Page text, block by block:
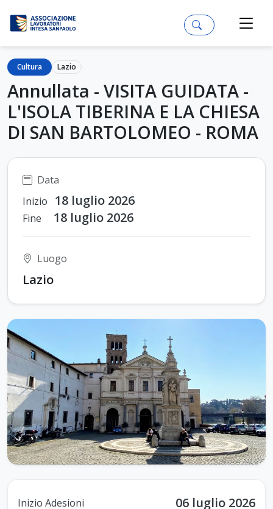
Cultura Lazio
Annullata - VISITA GUIDATA -
L'ISOLA TIBERINA E LA CHIESA
DI SAN BARTOLOMEO - ROMA
Data
Inizio
18 luglio 2026
Fine 18 luglio 2026
Luogo
Lazio
Inizio Adesioni 06 luglio 2026